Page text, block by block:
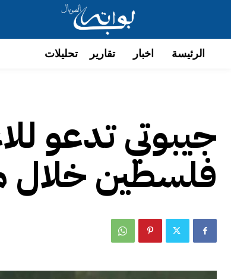
الرئيسة اخبار تقارير تحليلات
جيبوتي تدعو
فلسطين خلال